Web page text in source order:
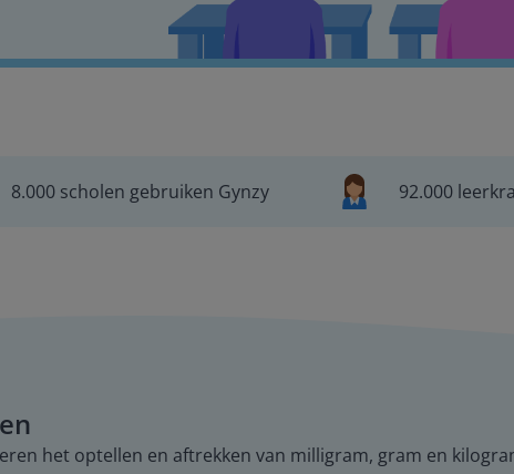
8.000 scholen gebruiken Gynzy 92.000
het optellen en aftrekken van milligram, gram en